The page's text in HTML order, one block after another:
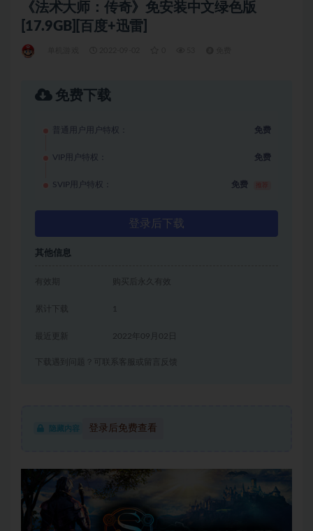
《法术大师：传奇》免安装中文绿色版
[17.9GB][百度+迅雷]
免费下载
普通用户用户特权： 免费
VIP用户特权： 免费
SVIP用户特权： 免费
登录后下载
其他信息
有效期 购买后永久有效
累计下载 1
2022年09月02日
下载遇到问题？可联系客服或留言反馈
隐藏内容 登录后免费查看